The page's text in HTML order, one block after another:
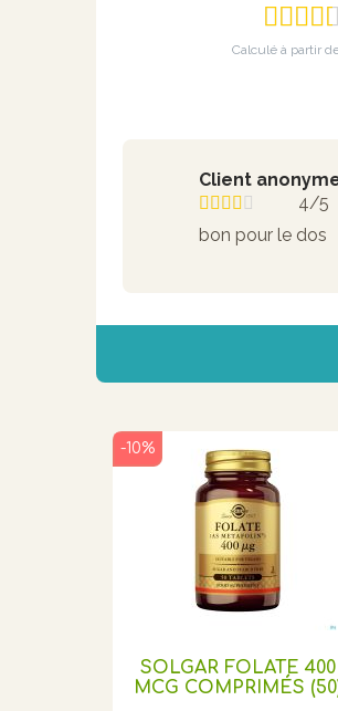
Calculé à partir
Client
4/5
bon pour le dos
SOLGAR FOLATE 400
MCG COMPRIMÉS
-10%